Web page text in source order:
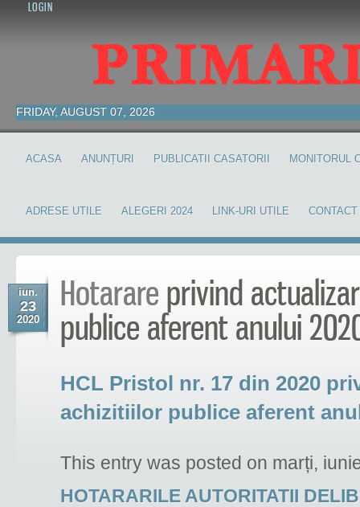
LOGIN
FRIDAY, AUGUST 07, 2026
ACASA ANUNȚURI PUBLICATII CASATORII MONITORUL
ADRESE UTILE ALEGERI 2024 LINK-URI UTILE CONTACT
iun.
23
2020
Hotarare privind
publice aferent anului
HCL Pristol nr. 17 din 2020
achizitiilor publice aferent
This entry was posted on marți,
HOTARARILE AUTORITATII